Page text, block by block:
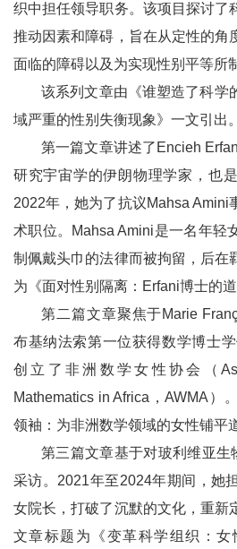
织中担任领导职务。该项目探讨了
推动因素和障碍，旨在从定性的角
面临的障碍以及为实现性别平等所
该系列文章由《谁塑造了科学
域严重的性别失衡现象》一文引出。
第一篇文章讲述了Encieh
研究宇宙学的伊朗物理学家，也
2022年，她为了抗议Mahsa Amini
术职位。Mahsa Amini是一名年轻
制佩戴头巾的法律而被拘留，后在
为《面对性别隔离：Erfani博士的道
第二篇文章聚焦于Marie
布基纳法索第一位获得数学博士
创立了非洲数学女性协会（
Mathematics in Africa，AWMA）
领袖：为非洲数学领域的女性铺平
第三篇文章基于对玻利维亚生
采访。2021年至2024年期间，她
女院长，打破了沉默的文化，重新
文章标题为《变革科学组织：